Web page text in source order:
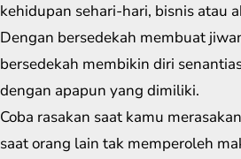
kehidupan sehari-hari, bisnis atau
Dengan bersedekah membuat
bersedekah membikin diri
dengan apapun yang dimiliki.
Coba rasakan saat kamu
saat orang lain tak memperoleh